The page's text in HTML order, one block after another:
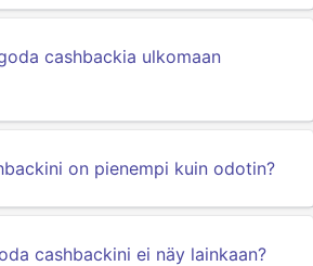
cashbackia ulkomaan
on pienempi kuin odotin?
cashbackini ei näy lainkaan?